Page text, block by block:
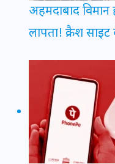
अहमदाबाद विमान
लापता! क्रैश